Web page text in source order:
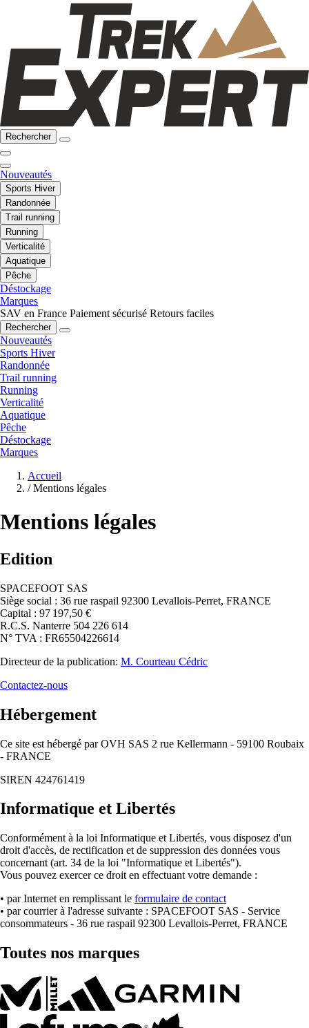
Rechercher
Nouveautés
Sports Hiver
Randonnée
Trail running
Running
Verticalité
Aquatique
Pêche
Déstockage
Marques
SAV en France Paiement sécurisé Retours faciles
Rechercher
Nouveautés
Sports Hiver
Randonnée
Trail running
Running
Verticalité
Aquatique
Pêche
Déstockage
Marques
Accueil
/ Mentions légales
Mentions légales
Edition
SPACEFOOT SAS
Siège social : 36 rue raspail 92300 Levallois-Perret, FRANCE
Capital : 97 197,50 €
R.C.S. Nanterre 504 226 614
N° TVA : FR65504226614
Directeur de la publication: M. Courteau Cédric
Contactez-nous
Hébergement
Ce site est hébergé par OVH SAS 2 rue Kellermann - 59100 Roubaix
- FRANCE
SIREN 424761419
Informatique et Libertés
Conformément à la loi Informatique et Libertés, vous disposez d'un
droit d'accès, de rectification et de suppression des données vous
concernant (art. 34 de la loi "Informatique et Libertés").
Vous pouvez exercer ce droit en effectuant votre demande :
• par Internet en remplissant le formulaire de contact
• par courrier à l'adresse suivante : SPACEFOOT SAS - Service
consommateurs - 36 rue raspail 92300 Levallois-Perret, FRANCE
Toutes nos marques